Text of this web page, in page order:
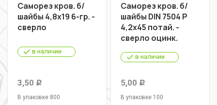
Саморез кров. б/
шайбы 4,8х19 6-гр. -
сверло
в наличии
3,50 Р
В упаковке 800
Саморез кров. б/
шайбы DIN 7504 P
4,2х45 потай. -
сверло оцинк.
в наличии
5,00 Р
В упаковке 100